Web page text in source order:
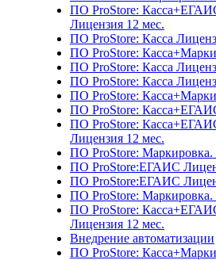
ПО ProStore:
Лицензия 12 мес.
ПО ProStore: Касса
ПО ProStore:
ПО ProStore: Касса
ПО ProStore: Касса
ПО ProStore:
ПО ProStore:
ПО ProStore:
Лицензия 12 мес.
ПО ProStore: Маркировка.
ПО ProStore:ЕГАИС
ПО ProStore:ЕГАИС
ПО ProStore: Маркировка.
ПО ProStore:
Лицензия 12 мес.
Внедрение автоматизации
ПО ProStore: